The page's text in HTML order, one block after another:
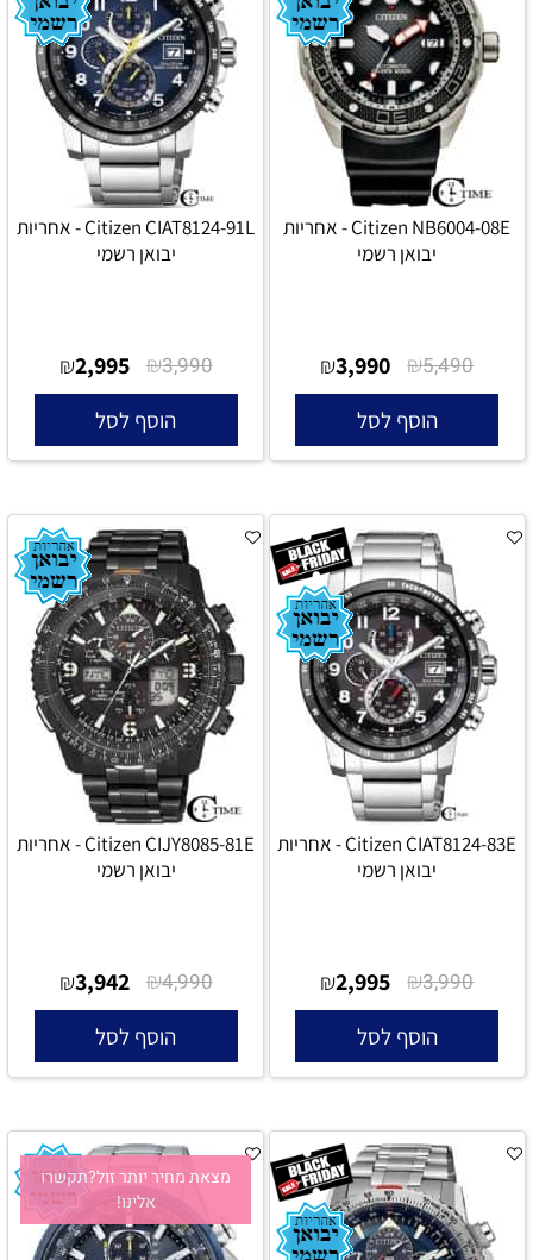
Citizen NB6004-08E - אחריות
יבואן רשמי
₪5,490
₪3,990
הוסף לסל
Citizen CIAT8124-91L - אחריות
יבואן רשמי
₪3,990
₪2,995
הוסף לסל
Citizen CIAT8124-83E - אחריות
יבואן רשמי
₪3,990
₪2,995
הוסף לסל
Citizen CIJY8085-81E - אחריות
יבואן רשמי
₪4,990
₪3,942
הוסף לסל
מצאת מחיר יותר זול?תקשרו
אלינו!